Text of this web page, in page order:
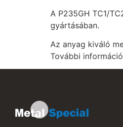
A P235GH TC1/
gyártásában.
Az anyag kiváló
További